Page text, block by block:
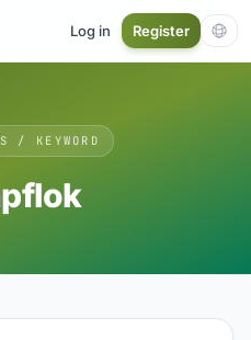
Log in Register
/ KEYWORD